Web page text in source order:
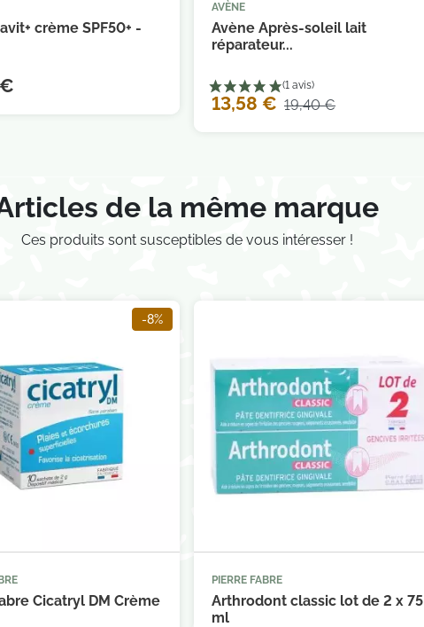

crème SPF50+ -
 
AVÈNE
Avène Après-soleil lait
réparateur...
13,58 € 19,40 €
de la même marque
Ces produits sont susceptibles de vous intéresser !
-8%
Cicatryl DM Crème
PIERRE FABRE
Arthrodont classic lot de 2 x 75
ml